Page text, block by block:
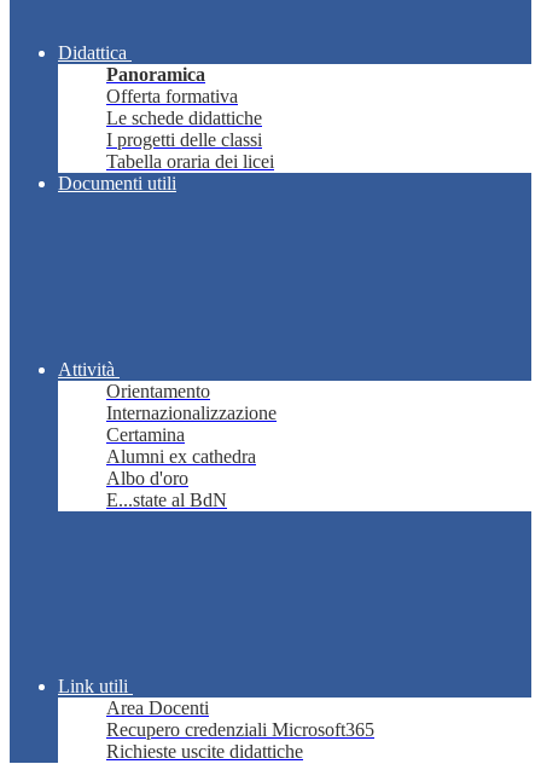
Didattica
Panoramica
Offerta formativa
Le schede didattiche
I progetti delle classi
Tabella oraria dei licei
Documenti utili
Attività
Orientamento
Internazionalizzazione
Certamina
Alumni ex cathedra
Albo d'oro
E...state al BdN
Link utili
Area Docenti
Recupero credenziali Microsoft365
Richieste uscite didattiche